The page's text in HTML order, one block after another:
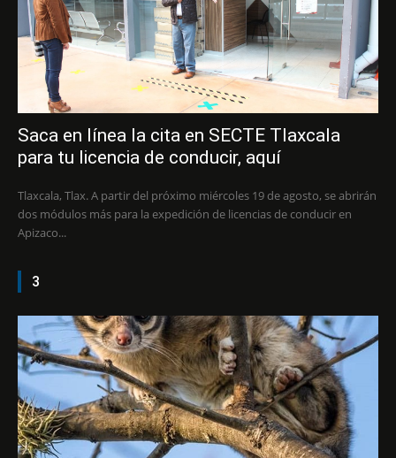
Saca en línea la cita en SECTE Tlaxcala
para tu licencia de conducir, aquí
Tlaxcala, Tlax. A partir del próximo miércoles 19 de agosto, se abrirán
dos módulos más para la expedición de licencias de conducir en
Apizaco...
3